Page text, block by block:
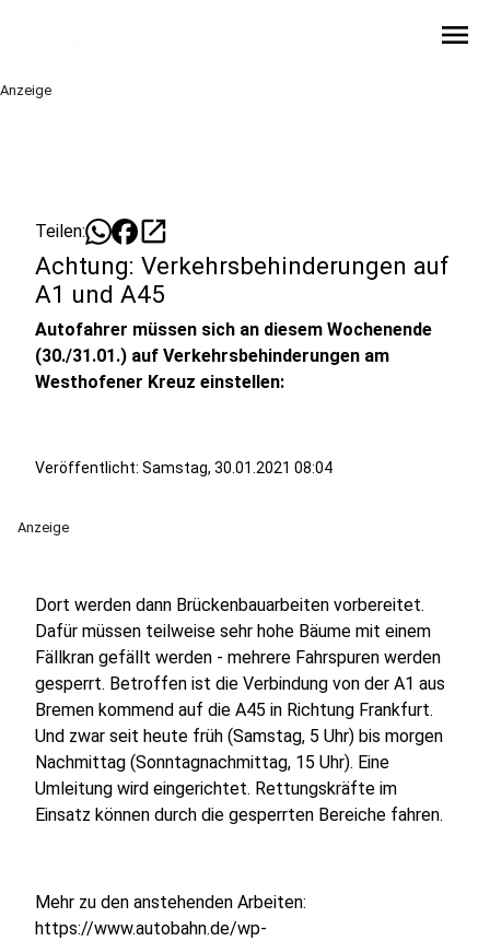
menu
Anzeige
Teilen: open_in_new
Achtung: Verkehrsbehinderungen auf
A1 und A45
Autofahrer müssen sich an diesem Wochenende
(30./31.01.) auf Verkehrsbehinderungen am
Westhofener Kreuz einstellen:
Veröffentlicht: Samstag, 30.01.2021 08:04
Anzeige
Dort werden dann Brückenbauarbeiten vorbereitet.
Dafür müssen teilweise sehr hohe Bäume mit einem
Fällkran gefällt werden - mehrere Fahrspuren werden
gesperrt. Betroffen ist die Verbindung von der A1 aus
Bremen kommend auf die A45 in Richtung Frankfurt.
Und zwar seit heute früh (Samstag, 5 Uhr) bis morgen
Nachmittag (Sonntagnachmittag, 15 Uhr). Eine
Umleitung wird eingerichtet. Rettungskräfte im
Einsatz können durch die gesperrten Bereiche fahren.
Mehr zu den anstehenden Arbeiten:
https://www.autobahn.de/wp-